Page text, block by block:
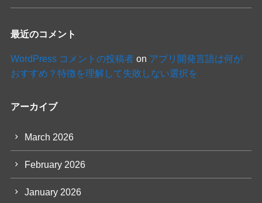
最近のコメント
WordPress コメントの投稿者on アプリ開発言語は何が
おすすめ？特徴を理解して失敗しない選択を
アーカイブ
March 2026
February 2026
January 2026